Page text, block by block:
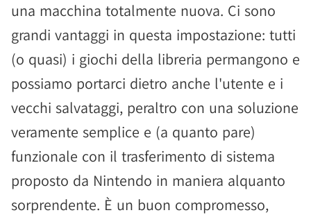
una macchina totalmente nuova. Ci sono
grandi vantaggi in questa impostazione: tutti
(o quasi) i giochi della libreria permangono e
possiamo portarci dietro anche l'utente e i
vecchi salvataggi, peraltro con una soluzione
veramente semplice e (a quanto pare)
funzionale con il trasferimento di sistema
proposto da Nintendo in maniera alquanto
sorprendente. È un buon compromesso,